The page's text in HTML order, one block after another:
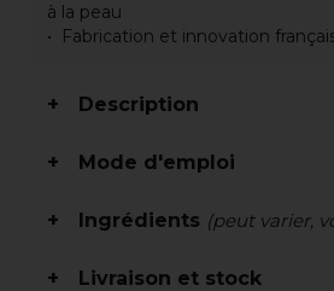
à la peau
Fabrication et innovation
Description
Mode d'emploi
Ingrédients (peut varier,
Livraison et stock